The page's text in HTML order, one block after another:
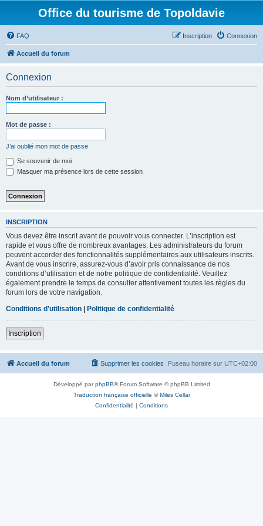
Office du tourisme de Topoldavie
FAQ Connexion
Inscription
Accueil du forum
Connexion
Nom d’utilisateur :
Mot de passe :
J’ai oublié mon mot de passe
Se souvenir de moi
Masquer ma présence lors de cette session
INSCRIPTION
Vous devez être inscrit avant de pouvoir vous connecter. L’inscription est
rapide et vous offre de nombreux avantages. Les administrateurs du forum
peuvent accorder des fonctionnalités supplémentaires aux utilisateurs inscrits.
Avant de vous inscrire, assurez-vous d’avoir pris connaissance de nos
conditions d’utilisation et de notre politique de confidentialité. Veuillez
également prendre le temps de consulter attentivement toutes les règles du
forum lors de votre navigation.
Conditions d’utilisation | Politique de confidentialité
Inscription
Accueil du forum Fuseau horaire sur UTC+02:00
Supprimer les cookies
Développé parphpBB® Forum Software © phpBB Limited
Traduction française officielle ©Miles Cellar
Confidentialité | Conditions